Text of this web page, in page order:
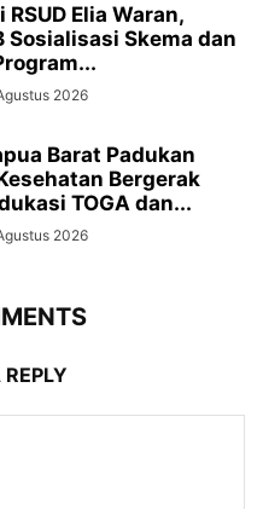
Elia Waran,
Sosialisasi Skema dan
2026
Barat Padukan
Bergerak
TOGA dan...
2026